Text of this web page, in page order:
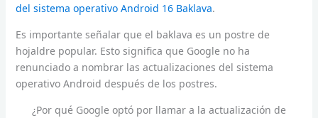
del sistema operativo Android 16 Baklava.
Es importante señalar que el baklava es un postre de
hojaldre popular. Esto significa que Google no ha
renunciado a nombrar las actualizaciones del sistema
operativo Android después de los postres.
¿Por qué Google optó por llamar a la actualización de